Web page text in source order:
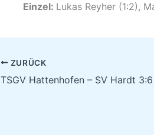
Einzel: Lukas Reyher (1:2),
ZURÜCK
TSGV Hattenhofen – SV Hardt 3:6